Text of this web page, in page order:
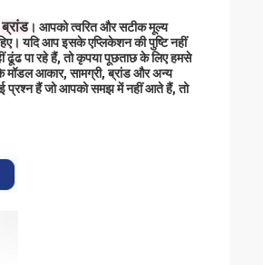
ब्रांड। आपको त्वरित और सटीक मूल्य
यदि आप इसके एप्लिकेशन की पुष्टि नहीं
पा रहे हैं, तो कृपया पूछताछ के लिए हमसे
आकार, सामग्री, ब्रांड और अन्य
प्रश्न हैं जो आपको समझ में नहीं आते हैं, तो